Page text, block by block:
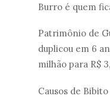
Burro é quem
Patrimônio de
duplicou em 6
milhão para R$
Causos de Bibito